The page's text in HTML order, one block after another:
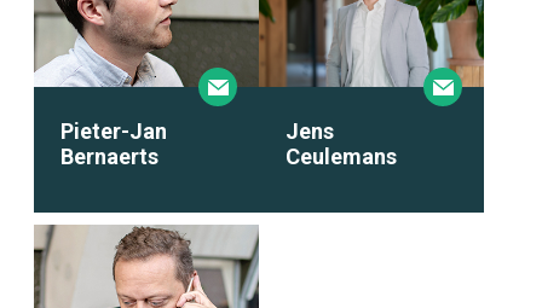
Pieter-Jan
Bernaerts
Jens
Ceulemans